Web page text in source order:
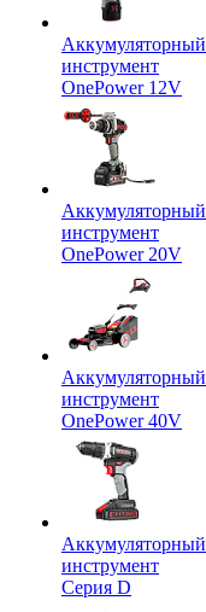
Аккумуляторный
инструмент
OnePower 12V
Аккумуляторный
инструмент
OnePower 20V
Аккумуляторный
инструмент
OnePower 40V
Аккумуляторный
инструмент
Серия D